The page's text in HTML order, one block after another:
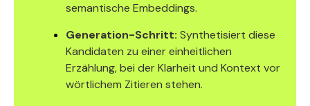
semantische Embeddings.
Generation-Schritt: Synthetisiert diese
Kandidaten zu einer einheitlichen
Erzählung, bei der Klarheit und Kontext vor
wörtlichem Zitieren stehen.